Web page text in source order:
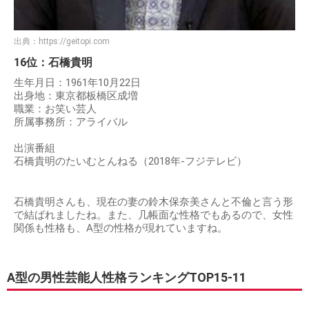
出典： https://geitopi.com
16位：石橋貴明
生年月日：1961年10月22日
出身地：東京都板橋区成増
職業：お笑い芸人
所属事務所：アライバル
出演番組
石橋貴明のたいむとんねる（2018年-フジテレビ）
石橋貴明さんも、現在の妻の鈴木保奈美さんと不倫と言う形
で結ばれましたね。また、几帳面な性格でもあるので、女性
関係も性格も、A型の性格が現れていますね。
A型の男性芸能人性格ランキングTOP15-11